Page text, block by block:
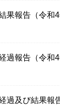
果報告（令和
過報告（令和
過及び結果報